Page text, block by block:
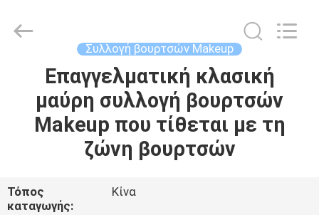
ΣΠΊΤΙ
ΠΡΟΪΌΝΤΑ
ΕΜΕΊΣ
Συλλογή βουρτσών Makeup
Επαγγελματική κλασική
μαύρη συλλογή βουρτσών
Makeup που τίθεται με τη
ζώνη βουρτσών
Τόπος
καταγωγής:
Κίνα